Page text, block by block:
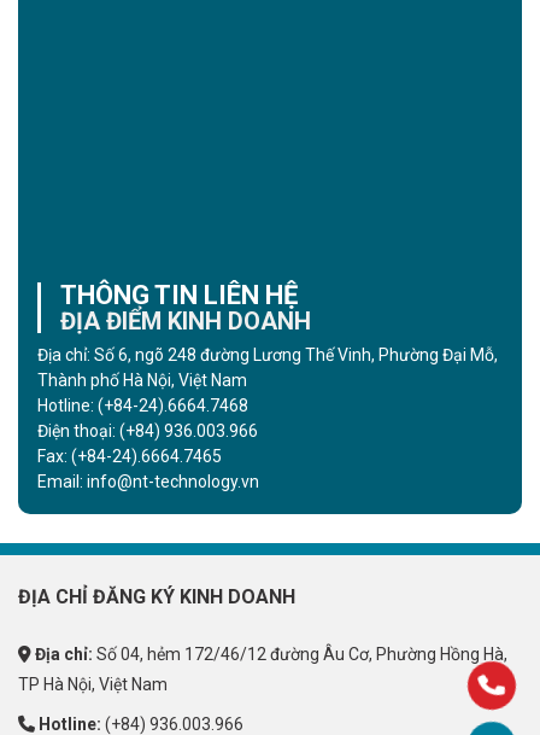
THÔNG TIN LIÊN HỆ
ĐỊA ĐIỂM KINH DOANH
Địa chỉ: Số 6, ngõ 248 đường Lương Thế Vinh, Phường Đại Mỗ,
Thành phố Hà Nội, Việt Nam
Hotline: (+84-24).6664.7468
Điện thoại: (+84) 936.003.966
Fax: (+84-24).6664.7465
Email: info@nt-technology.vn
ĐỊA CHỈ ĐĂNG KÝ KINH DOANH
Địa chỉ: Số 04, hẻm 172/46/12 đường Âu Cơ, Phường Hồng Hà,
TP Hà Nội, Việt Nam
Hotline: (+84) 936.003.966